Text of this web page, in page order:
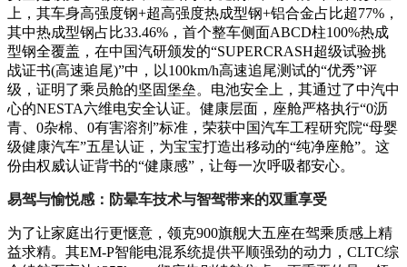
上，其车身高强度钢+超高强度热成型钢+铝合金占比超77%，
其中热成型钢占比33.46%，首个整车侧面ABCD柱100%热成
型钢全覆盖，在中国汽研颁发的“SUPERCRASH超级试验挑
战证书(高速追尾)”中，以100km/h高速追尾测试的“优秀”评
级，证明了乘员舱的坚固堡垒。电池安全上，其通过了中汽中
心的NESTA六维电安全认证。健康层面，座舱严格执行“0沥
青、0杂棉、0有害溶剂”标准，荣获中国汽车工程研究院“母婴
级健康汽车”五星认证，为宝宝打造出移动的“纯净座舱”。这
份由权威认证背书的“健康感”，让每一次呼吸都安心。
易驾与愉悦感：防晕车技术与智驾带来的双重享受
为了让家庭出行更惬意，领克900旗舰大五座在驾乘质感上精
益求精。其EM-P智能电混系统提供平顺强劲的动力，CLTC综